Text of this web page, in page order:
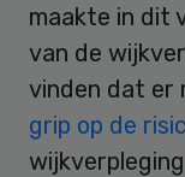
maakte in dit
van de
vinden dat er
grip op de